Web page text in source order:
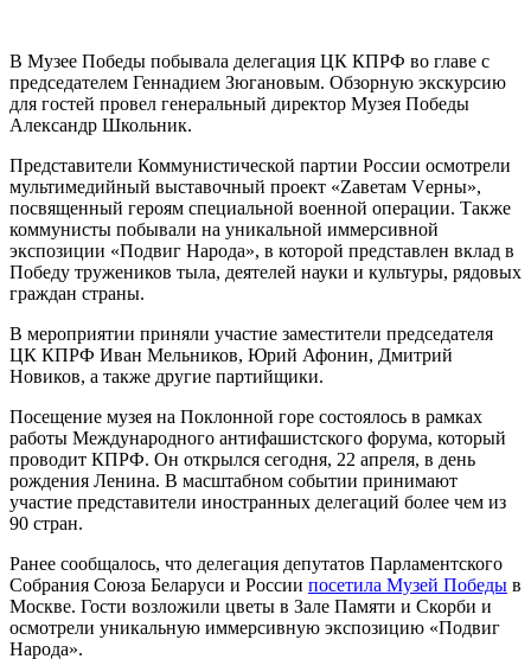
В Музее Победы побывала делегация ЦК КПРФ во главе с
председателем Геннадием Зюгановым. Обзорную экскурсию
для гостей провел генеральный директор Музея Победы
Александр Школьник.
Представители Коммунистической партии России осмотрели
мультимедийный выставочный проект «Zаветам Vерны»,
посвященный героям специальной военной операции. Также
коммунисты побывали на уникальной иммерсивной
экспозиции «Подвиг Народа», в которой представлен вклад в
Победу тружеников тыла, деятелей науки и культуры, рядовых
граждан страны.
В мероприятии приняли участие заместители председателя
ЦК КПРФ Иван Мельников, Юрий Афонин, Дмитрий
Новиков, а также другие партийщики.
Посещение музея на Поклонной горе состоялось в рамках
работы Международного антифашистского форума, который
проводит КПРФ. Он открылся сегодня, 22 апреля, в день
рождения Ленина. В масштабном событии принимают
участие представители иностранных делегаций более чем из
90 стран.
Ранее сообщалось, что делегация депутатов Парламентского
Собрания Союза Беларуси и России посетила Музей Победы в
Москве. Гости возложили цветы в Зале Памяти и Скорби и
осмотрели уникальную иммерсивную экспозицию «Подвиг
Народа».